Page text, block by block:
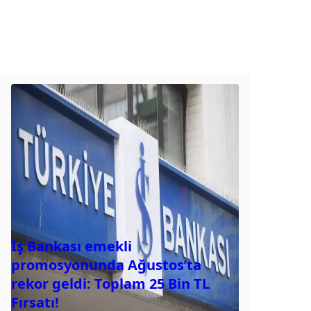
İş Bankası emekli
promosyonunda Ağustos’ta
rekor geldi: Toplam 25 Bin TL
Fırsatı!